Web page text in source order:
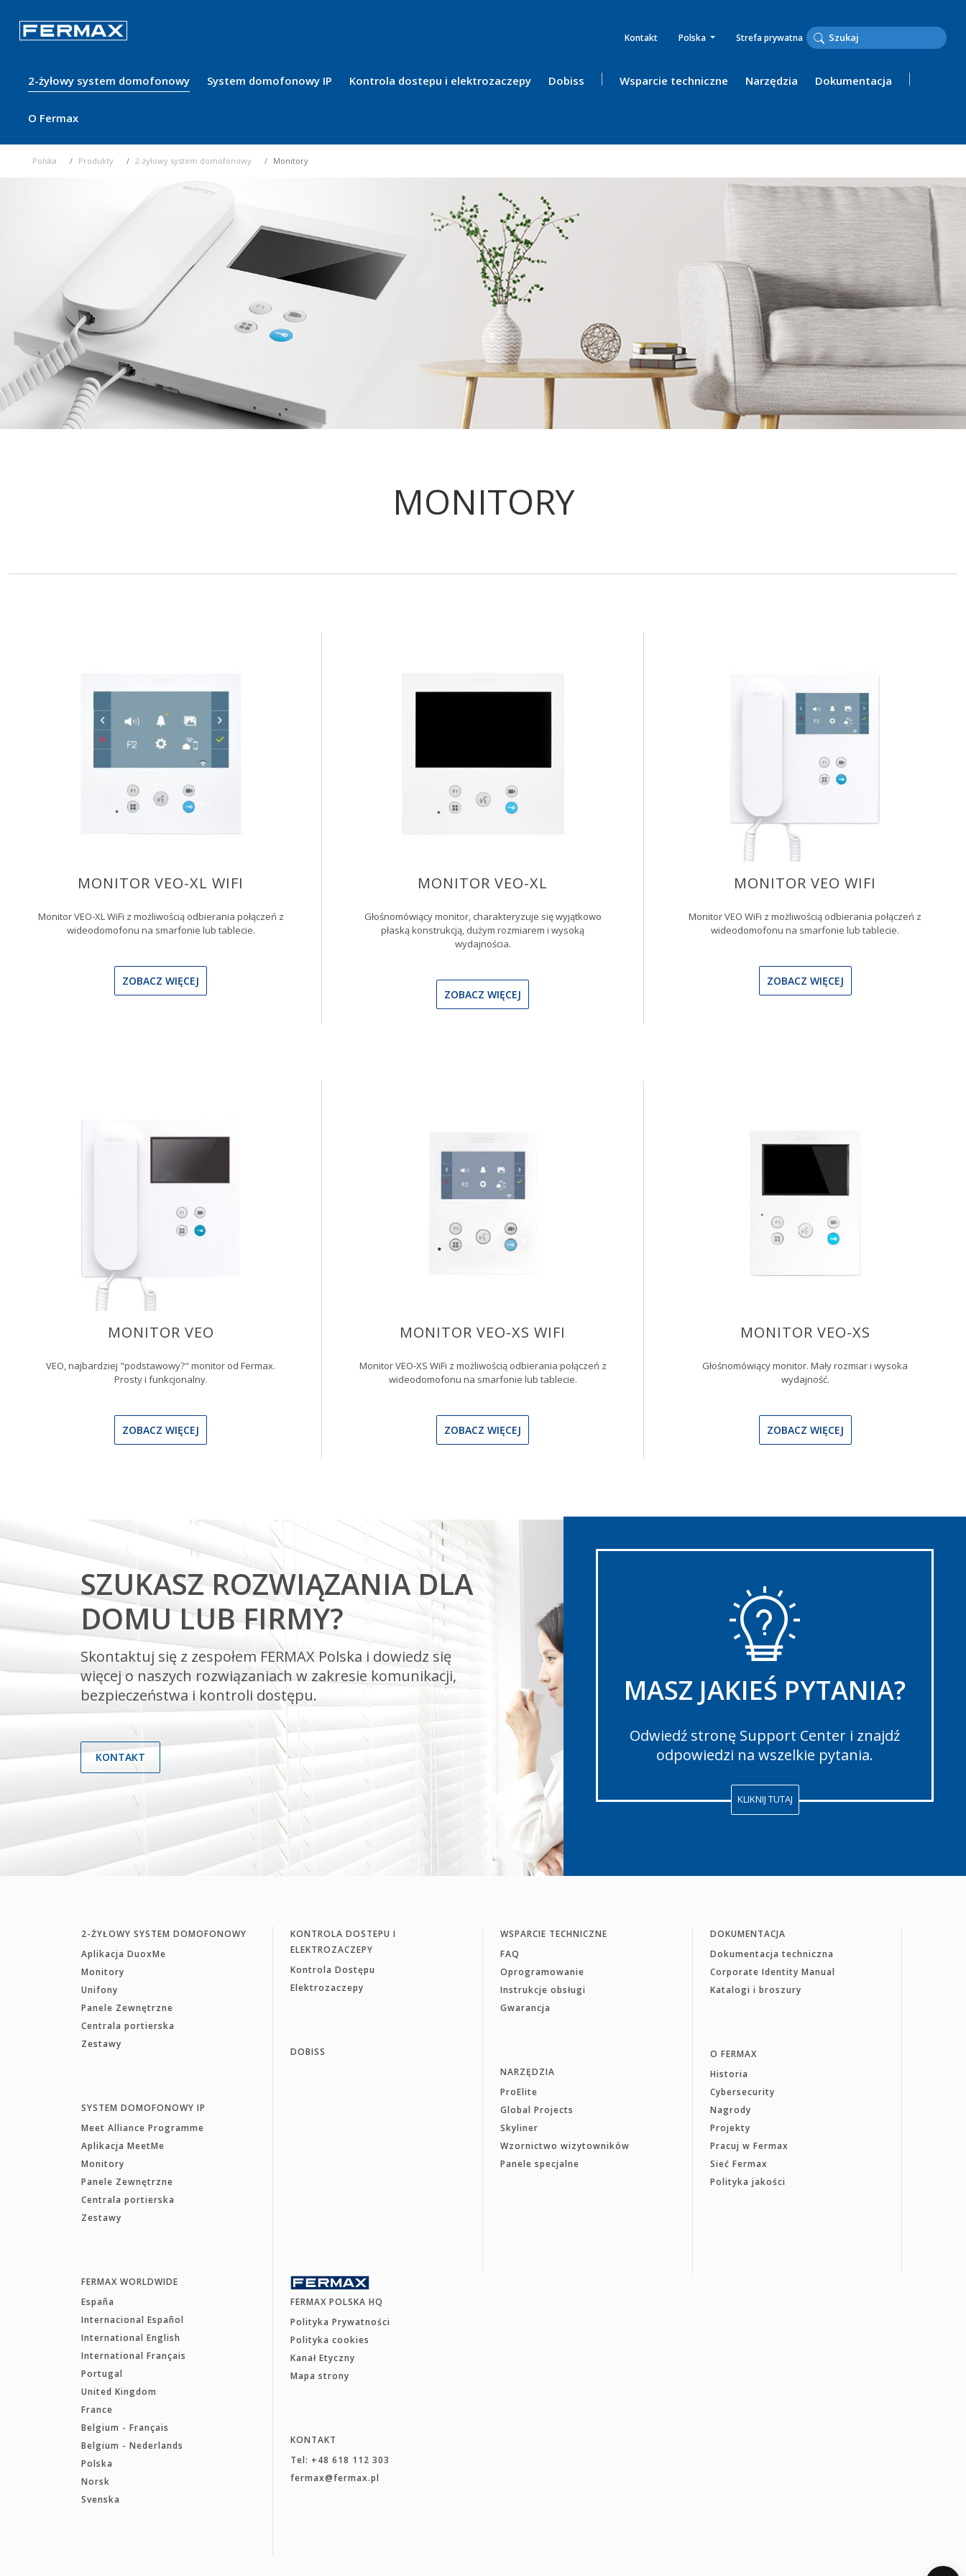
Kontakt Polska Strefa prywatna
2-żyłowy system domofonowy System domofonowy IP Kontrola dostepu i elektrozaczepy Dobiss Wsparcie techniczne Narzędzia Dokumentacja
O Fermax
Polska Produkty 2-żyłowy system domofonowy Monitory
MONITORY
MONITOR VEO-XL WIFI
Monitor VEO-XL WiFi z możliwością odbierania połączeń z
wideodomofonu na smarfonie lub tablecie.
ZOBACZ WIĘCEJ
MONITOR VEO-XL
Głośnomówiący monitor, charakteryzuje się wyjątkowo
płaską konstrukcją, dużym rozmiarem i wysoką
wydajnościa.
ZOBACZ WIĘCEJ
MONITOR VEO WIFI
Monitor VEO WiFi z możliwością odbierania połączeń z
wideodomofonu na smarfonie lub tablecie.
ZOBACZ WIĘCEJ
MONITOR VEO
VEO, najbardziej "podstawowy?" monitor od Fermax.
Prosty i funkcjonalny.
ZOBACZ WIĘCEJ
MONITOR VEO-XS WIFI
Monitor VEO-XS WiFi z możliwością odbierania połączeń z
wideodomofonu na smarfonie lub tablecie.
ZOBACZ WIĘCEJ
MONITOR VEO-XS
Głośnomówiący monitor. Mały rozmiar i wysoka
wydajność.
ZOBACZ WIĘCEJ
SZUKASZ ROZWIĄZANIA DLA
DOMU LUB FIRMY?
Skontaktuj się z zespołem FERMAX Polska i dowiedz się
więcej o naszych rozwiązaniach w zakresie komunikacji,
bezpieczeństwa i kontroli dostępu.
KONTAKT
MASZ JAKIEŚ PYTANIA?
Odwiedź stronę Support Center i znajdź
odpowiedzi na wszelkie pytania.
KLIKNIJ TUTAJ
2-ŻYŁOWY SYSTEM DOMOFONOWY
Aplikacja DuoxMe
Monitory
Unifony
Panele Zewnętrzne
Centrala portierska
Zestawy
SYSTEM DOMOFONOWY IP
Meet Alliance Programme
Aplikacja MeetMe
Monitory
Panele Zewnętrzne
Centrala portierska
Zestawy
KONTROLA DOSTEPU I
ELEKTROZACZEPY
Kontrola Dostępu
Elektrozaczepy
DOBISS
WSPARCIE TECHNICZNE
FAQ
Oprogramowanie
Instrukcje obsługi
Gwarancja
NARZĘDZIA
ProElite
Global Projects
Skyliner
Wzornictwo wizytowników
Panele specjalne
DOKUMENTACJA
Dokumentacja techniczna
Corporate Identity Manual
Katalogi i broszury
O FERMAX
Historia
Cybersecurity
Nagrody
Projekty
Pracuj w Fermax
Sieć Fermax
Polityka jakości
FERMAX WORLDWIDE
España
Internacional Español
International English
International Français
Portugal
United Kingdom
France
Belgium - Français
Belgium - Nederlands
Polska
Norsk
Svenska
FERMAX POLSKA HQ
Polityka Prywatności
Polityka cookies
Kanał Etyczny
Mapa strony
KONTAKT
Tel: +48 618 112 303
fermax@fermax.pl